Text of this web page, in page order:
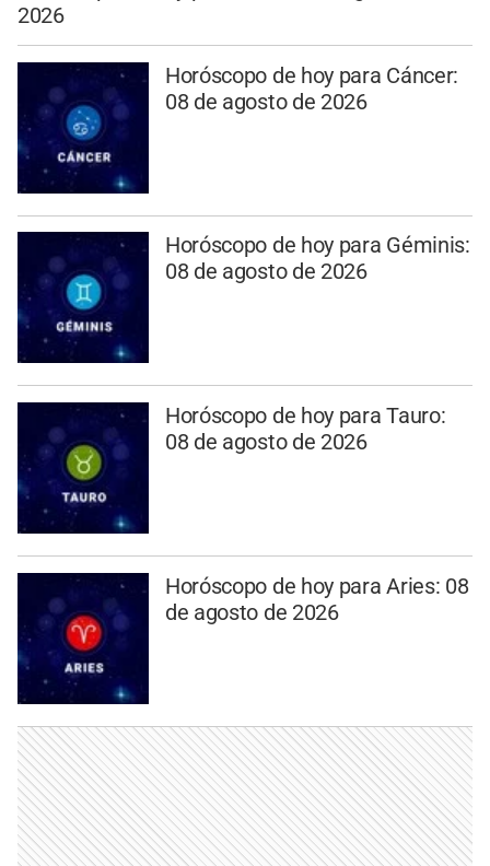
2026
Horóscopo de hoy para Cáncer:
08 de agosto de 2026
Horóscopo de hoy para Géminis:
08 de agosto de 2026
Horóscopo de hoy para Tauro:
08 de agosto de 2026
Horóscopo de hoy para Aries: 08
de agosto de 2026